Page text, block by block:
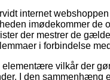
internet
imødekommer de
der mestrer de
i forbindelse
elementære vilkår der
I den sammenhæng